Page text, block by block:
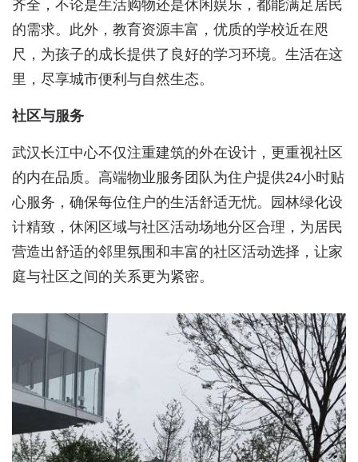
齐全，不论是生活购物还是休闲娱乐，都能满足居民
的需求。此外，教育资源丰富，优质的学校近在咫
尺，为孩子的成长提供了良好的学习环境。生活在这
里，尽享城市便利与自然生态。
社区与服务
武汉长江中心不仅注重建筑的外在设计，更重视社区
的内在品质。高端物业服务团队为住户提供24小时贴
心服务，确保每位住户的生活舒适无忧。园林绿化设
计精致，休闲区域与社区活动场地分区合理，为居民
营造出舒适的邻里氛围和丰富的社区活动选择，让家
庭与社区之间的关系更为紧密。